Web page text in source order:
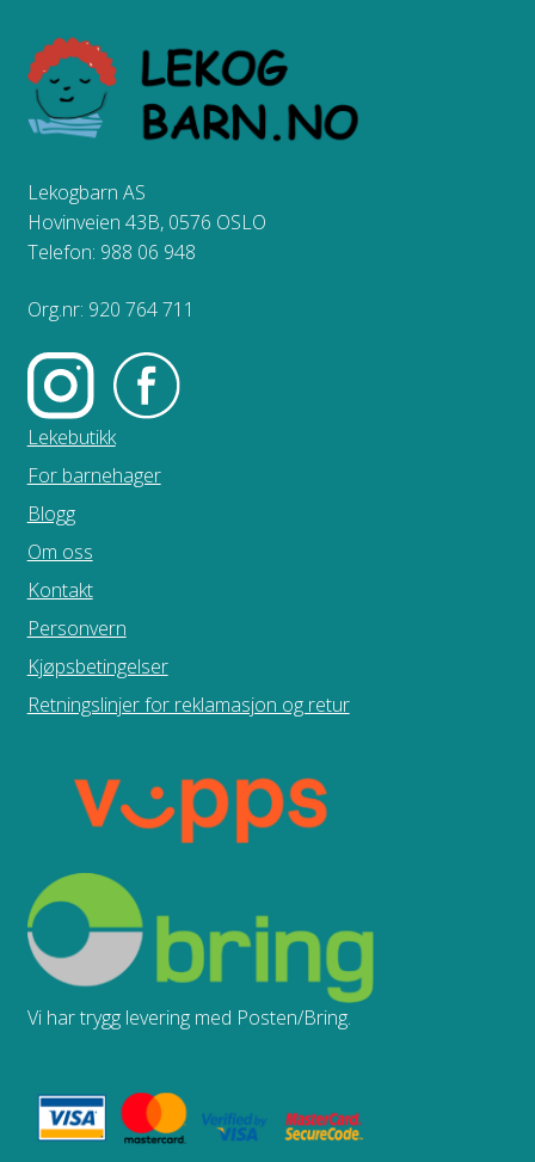
Lekogbarn AS
Hovinveien 43B, 0576 OSLO
Telefon: 988 06 948
Org.nr: 920 764 711
Lekebutikk
For barnehager
Blogg
Om oss
Kontakt
Personvern
Kjøpsbetingelser
Retningslinjer for reklamasjon og retur
Vi har trygg levering med Posten/Bring.